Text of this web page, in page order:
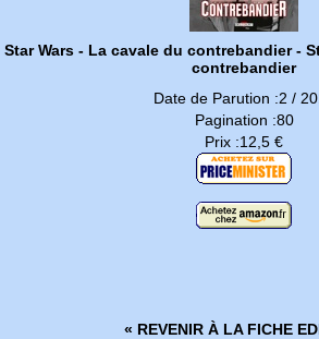
Star Wars - La cavale du contrebandier -
contrebandier
Date de Parution :2 /
Pagination :80
Prix :12,5 €
« REVENIR À LA FICHE